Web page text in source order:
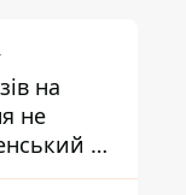
на
не
не